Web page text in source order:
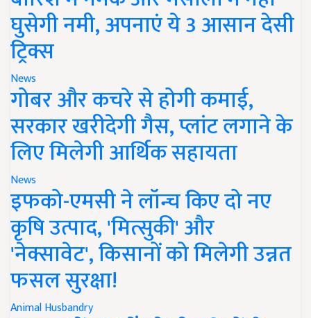
घुसेगी नमी, अपनाएं ये 3 आसान देसी
ट्रिक्स
News
गोबर और कचरे से होगी कमाई,
सरकार खरीदेगी गैस, प्लांट लगाने के
लिए मिलेगी आर्थिक सहायता
News
इफको-एमसी ने लॉन्च किए दो नए
कृषि उत्पाद, 'मित्सुकी' और
'नेक्सावेट', किसानों को मिलेगी उन्नत
फसल सुरक्षा!
Animal Husbandry